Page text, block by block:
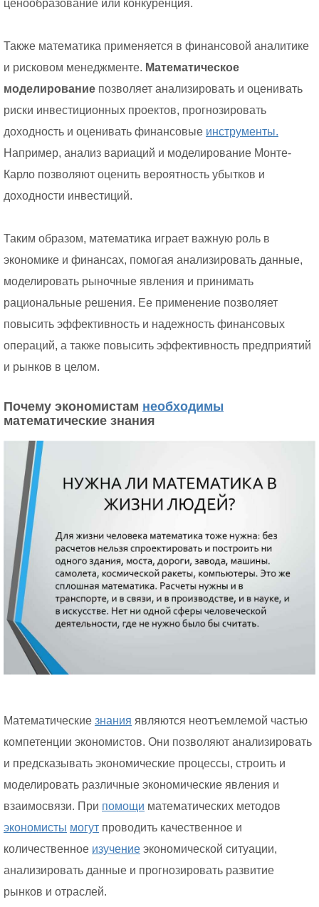
ценообразование или конкуренция.
Также математика применяется в финансовой аналитике
и рисковом менеджменте. Математическое
моделирование позволяет анализировать и оценивать
риски инвестиционных проектов, прогнозировать
доходность и оценивать финансовые инструменты.
Например, анализ вариаций и моделирование Монте-
Карло позволяют оценить вероятность убытков и
доходности инвестиций.
Таким образом, математика играет важную роль в
экономике и финансах, помогая анализировать данные,
моделировать рыночные явления и принимать
рациональные решения. Ее применение позволяет
повысить эффективность и надежность финансовых
операций, а также повысить эффективность предприятий
и рынков в целом.
Почему экономистам необходимы
математические знания
Математические знания являются неотъемлемой частью
компетенции экономистов. Они позволяют анализировать
и предсказывать экономические процессы, строить и
моделировать различные экономические явления и
взаимосвязи. При помощи математических методов
экономисты могут проводить качественное и
количественное изучение экономической ситуации,
анализировать данные и прогнозировать развитие
рынков и отраслей.